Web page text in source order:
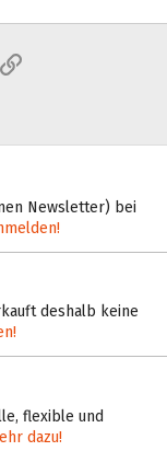
e
Link
Newsletter) bei
deshalb keine
flexible und
dazu!